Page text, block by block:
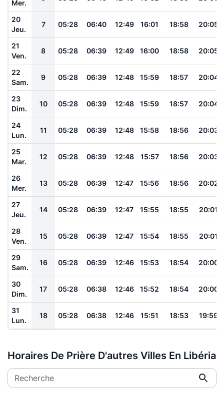
Mer.
20
Jeu.
7 05:28 06:40 12:49 16:01 18:58 20:05
21
Ven.
8 05:28 06:39 12:49 16:00 18:58 20:05
22
Sam.
9 05:28 06:39 12:48 15:59 18:57 20:04
23
Dim.
10 05:28 06:39 12:48 15:59 18:57 20:04
24
Lun.
11 05:28 06:39 12:48 15:58 18:56 20:03
25
Mar.
12 05:28 06:39 12:48 15:57 18:56 20:03
26
Mer.
13 05:28 06:39 12:47 15:56 18:56 20:02
27
Jeu.
14 05:28 06:39 12:47 15:55 18:55 20:01
28
Ven.
15 05:28 06:39 12:47 15:54 18:55 20:01
29
Sam.
16 05:28 06:39 12:46 15:53 18:54 20:00
30
Dim.
17 05:28 06:38 12:46 15:52 18:54 20:00
31
Lun.
18 05:28 06:38 12:46 15:51 18:53 19:59
Horaires De Prière D'autres Villes En Libéria
Recherche